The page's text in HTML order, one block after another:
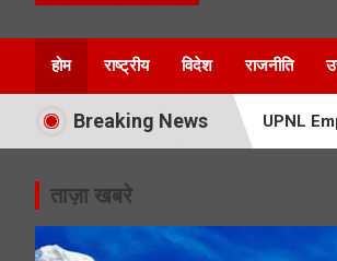
Him Varta
होम राष्ट्रीय विदेश राजनीति
Breaking News UPNL
SIR
ताज़ा खबरे